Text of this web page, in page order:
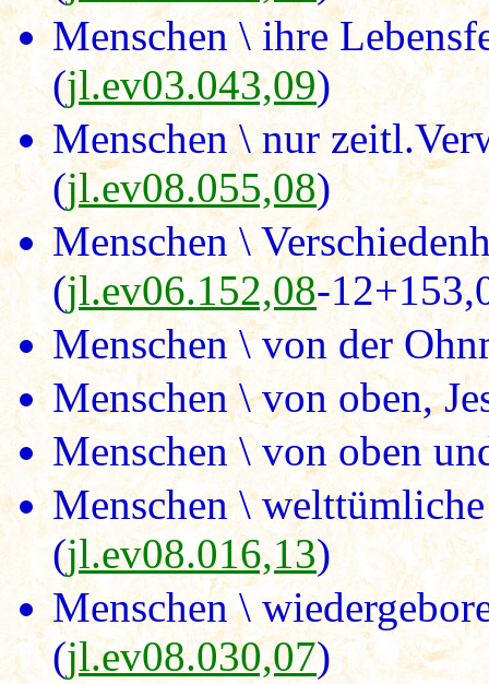
Menschen \ ihre
(jl.ev03.043,09)
Menschen \ nur
(jl.ev08.055,08)
Menschen \
(jl.ev06.152,08-
Menschen \ von der
Menschen \ von oben,
Menschen \ von oben
Menschen \
(jl.ev08.016,13)
Menschen \
(jl.ev08.030,07)